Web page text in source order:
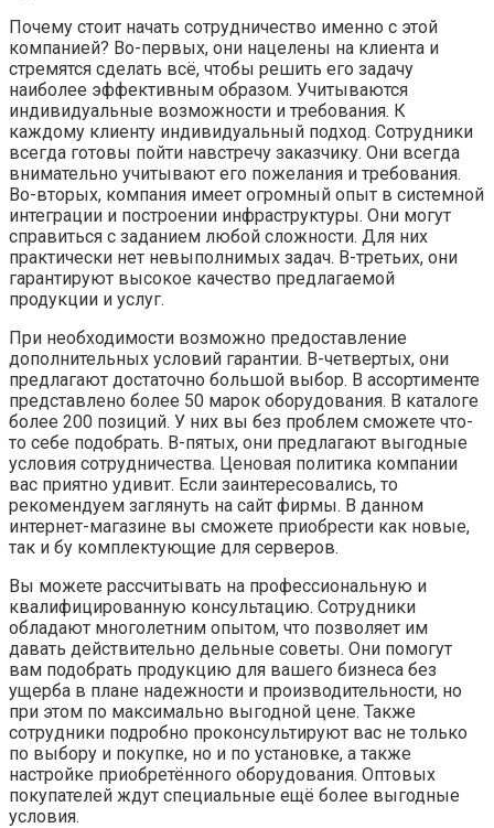
Почему стоит начать сотрудничество именно с этой
компанией? Во-первых, они нацелены на клиента и
стремятся сделать всё, чтобы решить его задачу
наиболее эффективным образом. Учитываются
индивидуальные возможности и требования. К
каждому клиенту индивидуальный подход. Сотрудники
всегда готовы пойти навстречу заказчику. Они всегда
внимательно учитывают его пожелания и требования.
Во-вторых, компания имеет огромный опыт в системной
интеграции и построении инфраструктуры. Они могут
справиться с заданием любой сложности. Для них
практически нет невыполнимых задач. В-третьих, они
гарантируют высокое качество предлагаемой
продукции и услуг.
При необходимости возможно предоставление
дополнительных условий гарантии. В-четвертых, они
предлагают достаточно большой выбор. В ассортименте
представлено более 50 марок оборудования. В каталоге
более 200 позиций. У них вы без проблем сможете что-
то себе подобрать. В-пятых, они предлагают выгодные
условия сотрудничества. Ценовая политика компании
вас приятно удивит. Если заинтересовались, то
рекомендуем заглянуть на сайт фирмы. В данном
интернет-магазине вы сможете приобрести как новые,
так и бу комплектующие для серверов.
Вы можете рассчитывать на профессиональную и
квалифицированную консультацию. Сотрудники
обладают многолетним опытом, что позволяет им
давать действительно дельные советы. Они помогут
вам подобрать продукцию для вашего бизнеса без
ущерба в плане надежности и производительности, но
при этом по максимально выгодной цене. Также
сотрудники подробно проконсультируют вас не только
по выбору и покупке, но и по установке, а также
настройке приобретённого оборудования. Оптовых
покупателей ждут специальные ещё более выгодные
условия.